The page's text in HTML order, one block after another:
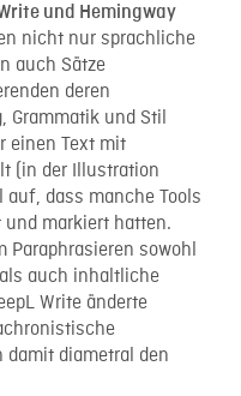
und Hemingway
nicht nur sprachliche
auch Sätze
deren
Grammatik und Stil
einen Text mit
(in der Illustration
dass manche Tools
markiert hatten.
Paraphrasieren sowohl
auch inhaltliche
Write änderte
damit diametral den